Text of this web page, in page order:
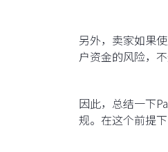
另外，卖家如果
户资金的风险，
因此，总结一下
规。在这个前提